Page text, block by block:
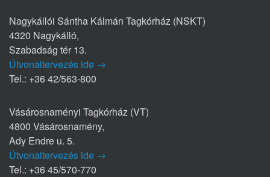
Nagykállói Sántha Kálmán Tagkórház (NSKT)
4320 Nagykálló,
Szabadság tér 13.
Útvonaltervezés ide →
Tel.: +36 42/563-800
Vásárosnaményi Tagkórház (VT)
4800 Vásárosnamény,
Ady Endre u. 5.
Útvonaltervezés ide →
Tel.: +36 45/570-770